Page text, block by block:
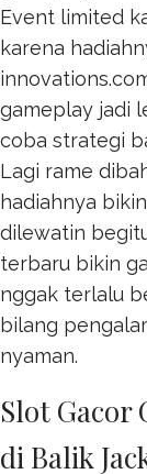
Event limited
karena
gameplay jadi
coba strategi
Lagi rame
hadiahnya
dilewatin
terbaru bikin
nggak terlalu
bilang
nyaman.
Slot Gacor
di Balik